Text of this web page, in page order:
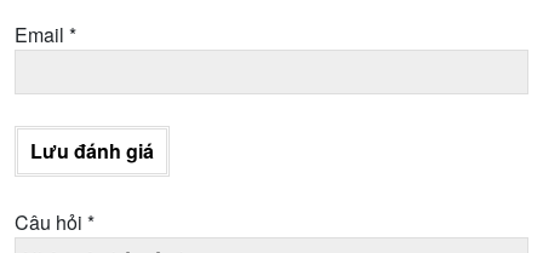
Email *
Lưu đánh giá
Câu hỏi *